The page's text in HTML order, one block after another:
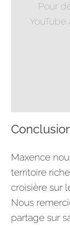
Pour
Maxence
territoire
croisière sur
Nous
partage sur